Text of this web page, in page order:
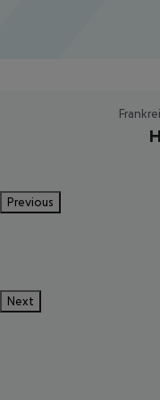
Previous
Next